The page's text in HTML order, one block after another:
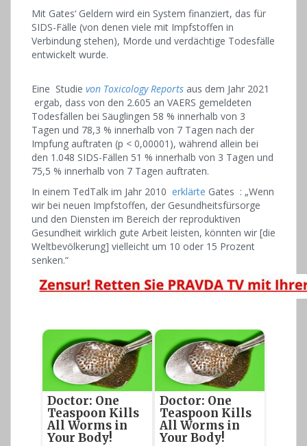
Mit Gates‘ Geldern wird ein System finanziert, das für
SIDS-Fälle (von denen viele mit Impfstoffen in
Verbindung stehen), Morde und verdächtige Todesfälle
entwickelt wurde.
Eine Studie von Toxicology Reports aus dem Jahr 2021
ergab, dass von den 2.605 an VAERS gemeldeten
Todesfällen bei Säuglingen 58 % innerhalb von 3
Tagen und 78,3 % innerhalb von 7 Tagen nach der
Impfung auftraten (p < 0,00001), während allein bei
den 1.048 SIDS-Fällen 51 % innerhalb von 3 Tagen und
75,5 % innerhalb von 7 Tagen auftraten.
In einem TedTalk im Jahr 2010 erklärte Gates : „Wenn
wir bei neuen Impfstoffen, der Gesundheitsfürsorge
und den Diensten im Bereich der reproduktiven
Gesundheit wirklich gute Arbeit leisten, könnten wir [die
Weltbevölkerung] vielleicht um 10 oder 15 Prozent
senken.“
Doctor: One
Teaspoon Kills
All Worms in
Your Body!
Doctor: One
Teaspoon Kills
All Worms in
Your Body!